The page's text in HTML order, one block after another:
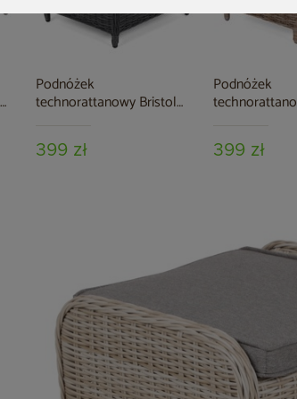
Podnóżek
technorattanowy Bristol
399 zł
Podnóżek
399 zł